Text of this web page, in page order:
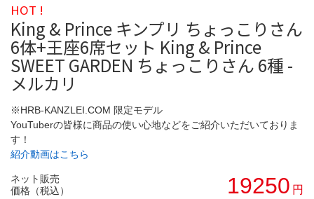
HOT !
King & Prince キンプリ ちょっこりさん
6体+王座6席セット King & Prince
SWEET GARDEN ちょっこりさん 6種 -
メルカリ
※HRB-KANZLEI.COM 限定モデル
YouTuberの皆様に商品の使い心地などをご紹介いただいておりま
す！
紹介動画はこちら
ネット販売
価格（税込）
19250 円